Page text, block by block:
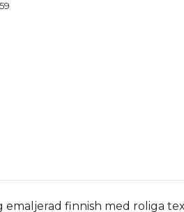
finnish med roliga